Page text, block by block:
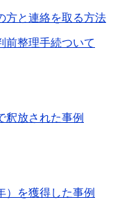
方と連絡を取る方法
前整理手続ついて
釈放された事例
）を獲得した事例